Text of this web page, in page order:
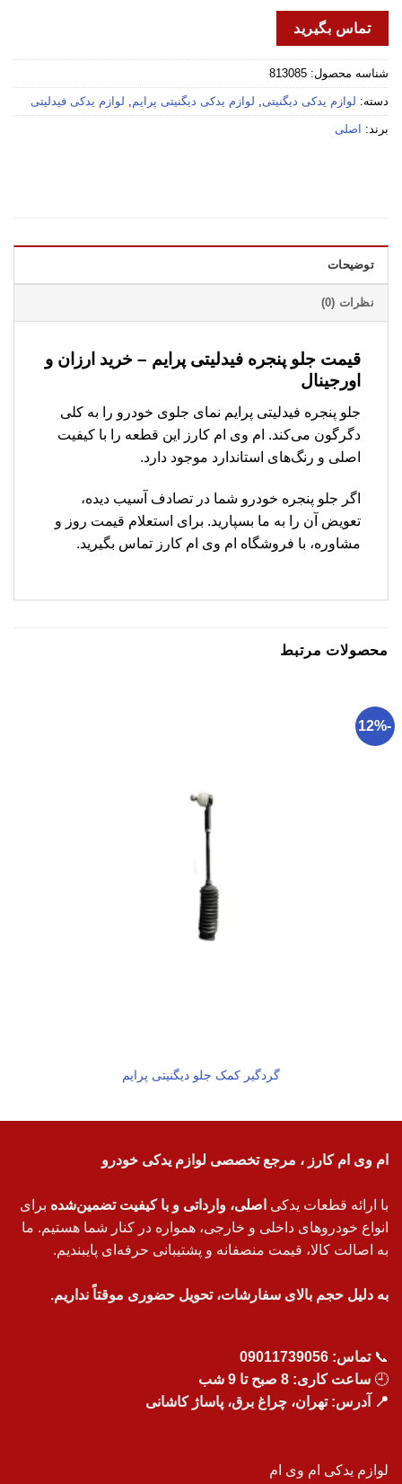
تماس بگیرید
شناسه محصول: 813085
دسته: لوازم یدکی دیگنیتی, لوازم یدکی دیگنیتی پرایم, لوازم یدکی فیدلیتی
برند: اصلی
توضیحات
نظرات (0)
قیمت جلو پنجره فیدلیتی پرایم – خرید ارزان و
اورجینال
جلو پنجره فیدلیتی پرایم نمای جلوی خودرو را به کلی
دگرگون می‌کند. ام وی ام کارز این قطعه را با کیفیت
اصلی و رنگ‌های استاندارد موجود دارد.
اگر جلو پنجره خودرو شما در تصادف آسیب دیده،
تعویض آن را به ما بسپارید. برای استعلام قیمت روز و
مشاوره، با فروشگاه ام وی ام کارز تماس بگیرید.
محصولات مرتبط
-12%
گردگیر کمک جلو دیگنیتی پرایم
ام وی ام کارز ، مرجع تخصصی لوازم یدکی خودرو
با ارائه قطعات یدکی اصلی، وارداتی و با کیفیت تضمین‌شده برای
انواع خودروهای داخلی و خارجی، همواره در کنار شما هستیم. ما
به اصالت کالا، قیمت منصفانه و پشتیبانی حرفه‌ای پایبندیم.
به دلیل حجم بالای سفارشات، تحویل حضوری موقتاً نداریم.
📞تماس: 09011739056
🕘 ساعت کاری: 8 صبح تا 9 شب
📍 آدرس: تهران، چراغ برق، پاساژ کاشانی
لوازم یدکی ام وی ام